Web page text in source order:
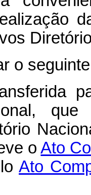
o
oAto
Ato